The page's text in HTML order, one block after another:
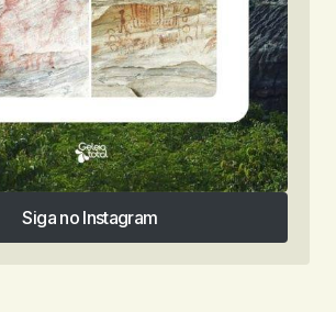
Siga no Instagram
Siga no Instagram